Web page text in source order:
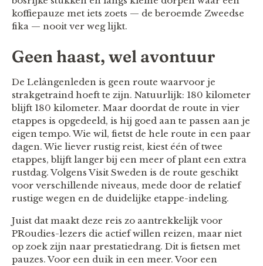
koffiepauze met iets zoets — de beroemde Zweedse
fika — nooit ver weg lijkt.
Geen haast, wel avontuur
De Lelångenleden is geen route waarvoor je
strakgetraind hoeft te zijn. Natuurlijk: 180 kilometer
blijft 180 kilometer. Maar doordat de route in vier
etappes is opgedeeld, is hij goed aan te passen aan je
eigen tempo. Wie wil, fietst de hele route in een paar
dagen. Wie liever rustig reist, kiest één of twee
etappes, blijft langer bij een meer of plant een extra
rustdag. Volgens Visit Sweden is de route geschikt
voor verschillende niveaus, mede door de relatief
rustige wegen en de duidelijke etappe-indeling.
Juist dat maakt deze reis zo aantrekkelijk voor
PRoudies-lezers die actief willen reizen, maar niet
op zoek zijn naar prestatiedrang. Dit is fietsen met
pauzes. Voor een duik in een meer. Voor een